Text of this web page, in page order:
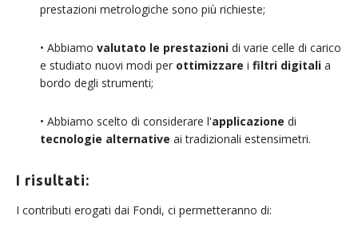
prestazioni metrologiche sono più richieste;
• Abbiamo valutato le prestazioni di varie celle di carico
e studiato nuovi modi per ottimizzare i filtri digitali a
bordo degli strumenti;
• Abbiamo scelto di considerare l'applicazione di
tecnologie alternative ai tradizionali estensimetri.
I risultati:
I contributi erogati dai Fondi, ci permetteranno di: